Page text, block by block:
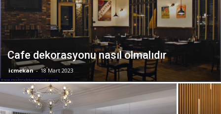
Cafe dekorasyonu nasıl olmalıdır
icmekan - 18 Mart 2023